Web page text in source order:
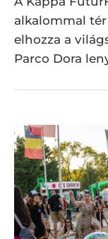
alkalommal tér
elhozza a
Parco Dora